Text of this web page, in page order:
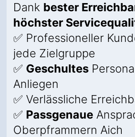
Dank bester
höchster
✅ Professioneller
jede Zielgruppe
✅ Geschultes
Anliegen
✅ Verlässliche
✅ Passgenaue
Oberpframmern Aich